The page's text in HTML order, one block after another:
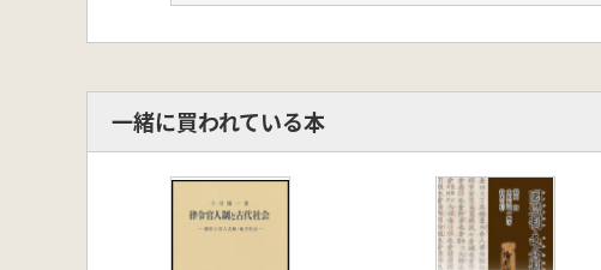
四 天平三年正税帳式の成立(1 正税帳式
二 倉屋の「借」と「空」
はじめに
二 複数帳にみる変化(1 駿河帳の借倉と
むすび
三 穎稲の単位「分」と正税帳の個性
一緒に買われている本